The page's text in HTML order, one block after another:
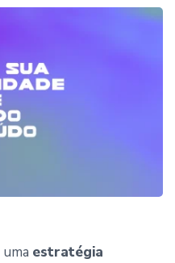
estratégia